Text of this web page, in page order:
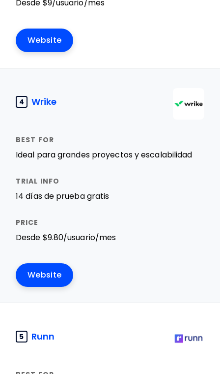
Desde $9/usuario/mes
Website
4 Wrike
Ideal para grandes proyectos y escalabilidad
14 días de prueba gratis
Desde $9.80/usuario/mes
Website
5 Runn